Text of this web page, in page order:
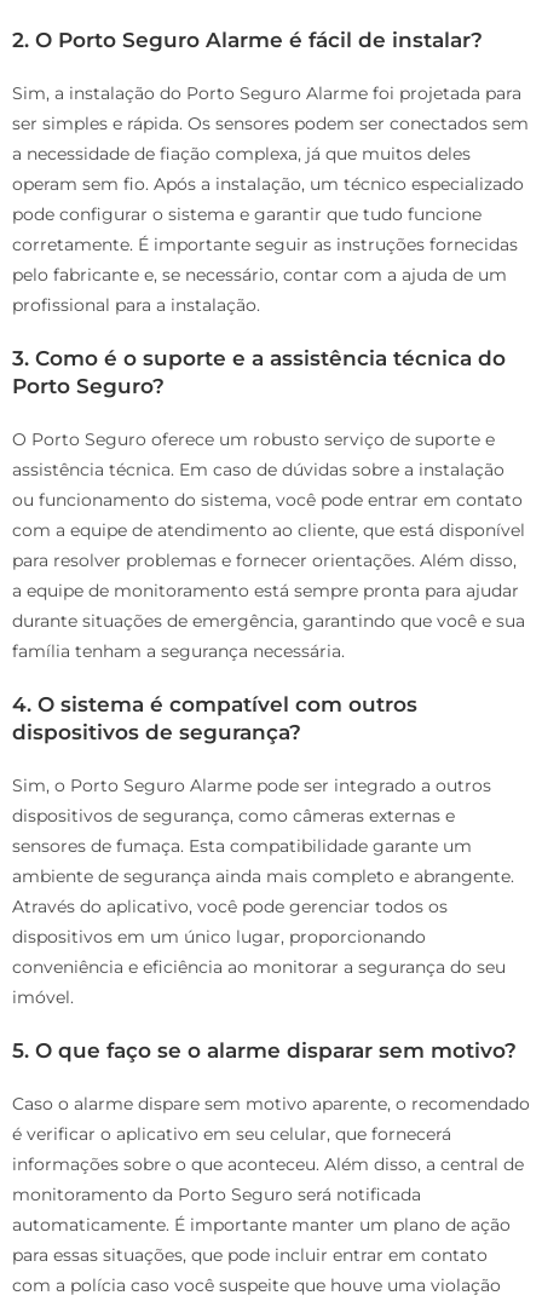
2. O Porto Seguro Alarme é fácil de instalar?
Sim, a instalação do Porto Seguro Alarme foi projetada para
ser simples e rápida. Os sensores podem ser conectados sem
a necessidade de fiação complexa, já que muitos deles
operam sem fio. Após a instalação, um técnico especializado
pode configurar o sistema e garantir que tudo funcione
corretamente. É importante seguir as instruções fornecidas
pelo fabricante e, se necessário, contar com a ajuda de um
profissional para a instalação.
3. Como é o suporte e a assistência técnica do
Porto Seguro?
O Porto Seguro oferece um robusto serviço de suporte e
assistência técnica. Em caso de dúvidas sobre a instalação
ou funcionamento do sistema, você pode entrar em contato
com a equipe de atendimento ao cliente, que está disponível
para resolver problemas e fornecer orientações. Além disso,
a equipe de monitoramento está sempre pronta para ajudar
durante situações de emergência, garantindo que você e sua
família tenham a segurança necessária.
4. O sistema é compatível com outros
dispositivos de segurança?
Sim, o Porto Seguro Alarme pode ser integrado a outros
dispositivos de segurança, como câmeras externas e
sensores de fumaça. Esta compatibilidade garante um
ambiente de segurança ainda mais completo e abrangente.
Através do aplicativo, você pode gerenciar todos os
dispositivos em um único lugar, proporcionando
conveniência e eficiência ao monitorar a segurança do seu
imóvel.
5. O que faço se o alarme disparar sem motivo?
Caso o alarme dispare sem motivo aparente, o recomendado
é verificar o aplicativo em seu celular, que fornecerá
informações sobre o que aconteceu. Além disso, a central de
monitoramento da Porto Seguro será notificada
automaticamente. É importante manter um plano de ação
para essas situações, que pode incluir entrar em contato
com a polícia caso você suspeite que houve uma violação